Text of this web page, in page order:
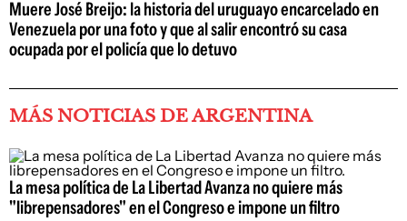
Muere José Breijo: la historia del uruguayo encarcelado en
Venezuela por una foto y que al salir encontró su casa
ocupada por el policía que lo detuvo
MÁS NOTICIAS DE ARGENTINA
La mesa política de La Libertad Avanza no quiere más
"librepensadores" en el Congreso e impone un filtro